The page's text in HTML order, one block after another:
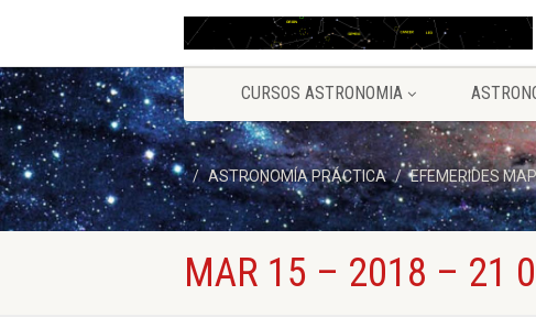
CURSOS ASTRONOMIA
ASTRONOMÍA PRÁCTICA EFEMERIDES
MAR 15 – 2018 – 21